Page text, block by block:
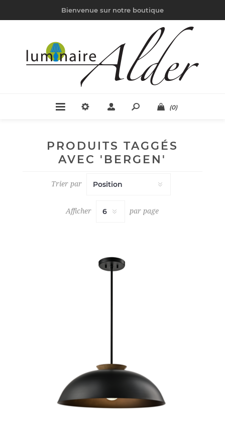
Bienvenue sur notre boutique
(0)
PRODUITS TAGGÉS
AVEC 'BERGEN'
Trier par
Afficher par page